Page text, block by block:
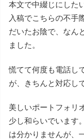
本文で中綴じにした
入稿でこちらの不手
だいたお陰で、なん
ました。
慌てて何度も電話し
が、きちんと対応し
美しいポートフォリ
少し和らいでいます
は分かりませんが、